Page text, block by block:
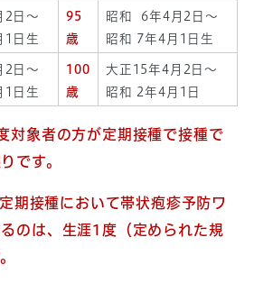
2日～
1日生
95
歳
昭和 6年4月2日～
昭和 7年4月1日生
2日～
1日生
100
歳
大正15年4月2日～
昭和 2年4月1日
対象者の方が定期接種で接種で
です。
定期接種において帯状疱疹予防ワ
のは、生涯1 度（定められた規